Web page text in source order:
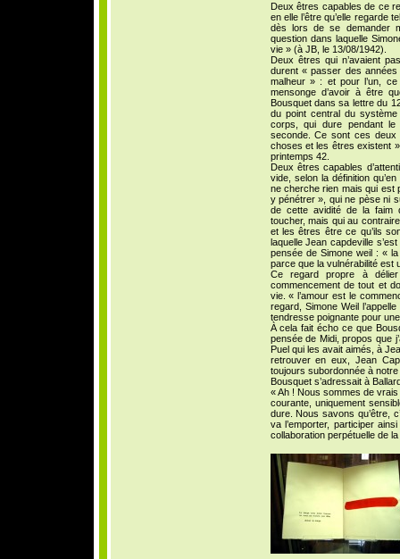
Deux êtres capables de ce
en elle l’être qu’elle regarde
dès lors de se demander
question dans laquelle
vie » (à JB, le 13/08/1942).
Deux êtres qui n’avaient
durent « passer des
malheur » : et pour l’un,
mensonge d’avoir à être
Bousquet dans sa lettre du
du point central du
corps, qui dure pendant le
seconde. Ce sont ces
choses et les êtres existent
printemps 42.
Deux êtres capables
vide, selon la définition
ne cherche rien mais qui est
y pénétrer », qui ne pèse ni
de cette avidité de la faim
toucher, mais qui au
et les êtres être ce qu’ils
laquelle Jean capdeville
pensée de Simone weil : «
parce que la vulnérabilité est
Ce regard propre à
commencement de tout et
vie. « l’amour est le
regard, Simone Weil
tendresse poignante pour
À cela fait écho ce que
pensée de Midi, propos que
Puel qui les avait aimés, à
retrouver en eux, Jean
toujours subordonnée à
Bousquet s’adressait à
« Ah ! Nous sommes de
courante, uniquement
dure. Nous savons qu’être,
va l’emporter, participer
collaboration perpétuelle de